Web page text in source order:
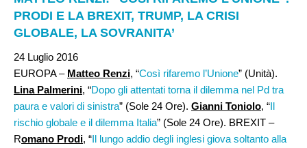
PRODI E LA BREXIT, TRUMP, LA CRISI
GLOBALE, LA SOVRANITA’
24 Luglio 2016
EUROPA – Matteo Renzi, “Così rifaremo l’Unione” (Unità).
Lina Palmerini, “Dopo gli attentati torna il dilemma nel Pd tra
paura e valori di sinistra” (Sole 24 Ore). Gianni Toniolo, “Il
rischio globale e il dilemma Italia” (Sole 24 Ore). BREXIT –
Romano Prodi, “Il lungo addio degli inglesi giova soltanto alla